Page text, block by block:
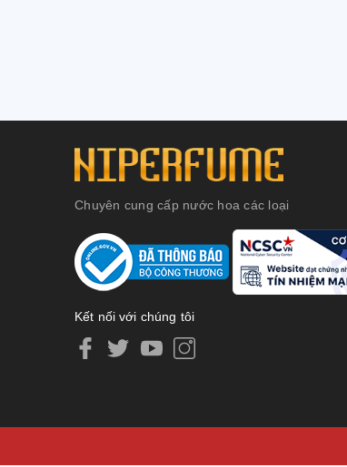
Chuyên cung cấp nước hoa các loại
Kết nối với chúng tôi